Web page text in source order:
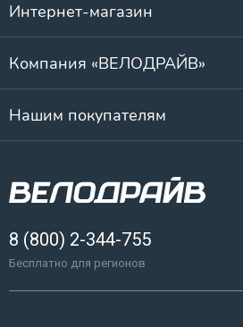
Интернет-магазин
Компания «ВЕЛОДРАЙВ»
Нашим покупателям
8 (800) 2-344-755
Бесплатно для регионов